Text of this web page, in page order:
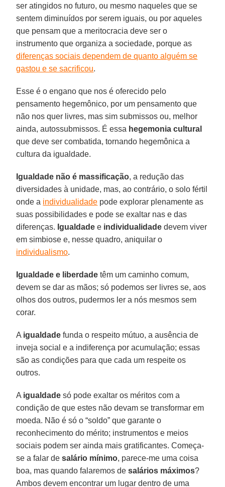
ser atingidos no futuro, ou mesmo naqueles que se
sentem diminuídos por serem iguais, ou por aqueles
que pensam que a meritocracia deve ser o
instrumento que organiza a sociedade, porque as
diferenças sociais dependem de quanto alguém se
gastou e se sacrificou.
Esse é o engano que nos é oferecido pelo
pensamento hegemônico, por um pensamento que
não nos quer livres, mas sim submissos ou, melhor
ainda, autossubmissos. É essa hegemonia cultural
que deve ser combatida, tornando hegemônica a
cultura da igualdade.
Igualdade não é massificação, a redução das
diversidades à unidade, mas, ao contrário, o solo fértil
onde a individualidade pode explorar plenamente as
suas possibilidades e pode se exaltar nas e das
diferenças. Igualdade e individualidade devem viver
em simbiose e, nesse quadro, aniquilar o
individualismo.
Igualdade e liberdade têm um caminho comum,
devem se dar as mãos; só podemos ser livres se, aos
olhos dos outros, pudermos ler a nós mesmos sem
corar.
A igualdade funda o respeito mútuo, a ausência de
inveja social e a indiferença por acumulação; essas
são as condições para que cada um respeite os
outros.
A igualdade só pode exaltar os méritos com a
condição de que estes não devam se transformar em
moeda. Não é só o “soldo” que garante o
reconhecimento do mérito; instrumentos e meios
sociais podem ser ainda mais gratificantes. Começa-
se a falar desalário mínimo, parece-me uma coisa
boa, mas quando falaremos desalários máximos?
Ambos devem encontrar um lugar dentro de uma